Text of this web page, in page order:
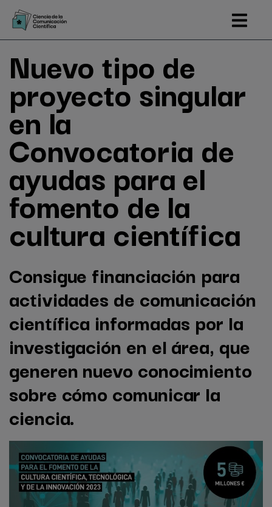
Pasar
contenido
Nuevo tipo de
proyecto singular
en la
Convocatoria de
ayudas para el
fomento de la
cultura científica
Consigue financiación para
actividades de comunicación
científica informadas por la
investigación en el área, que
generen nuevo conocimiento
sobre cómo comunicar la
ciencia.